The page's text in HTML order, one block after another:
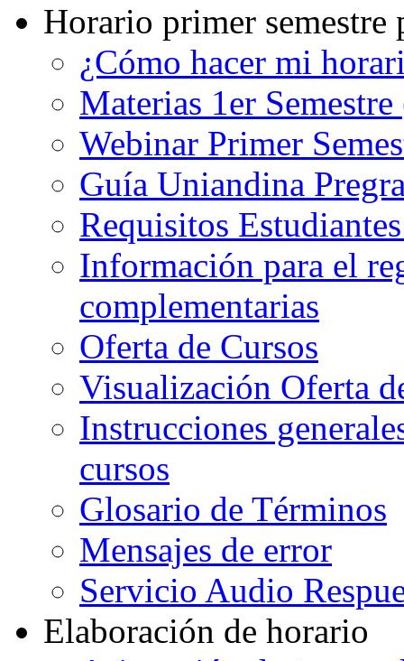
Horario primer semestre
¿Cómo hacer mi
Materias 1er
Webinar Primer
Guía Uniandina
Requisitos
Información para el
complementarias
Oferta de Cursos
Visualización Oferta
Instrucciones
cursos
Glosario de Términos
Mensajes de error
Servicio Audio
Elaboración de horario